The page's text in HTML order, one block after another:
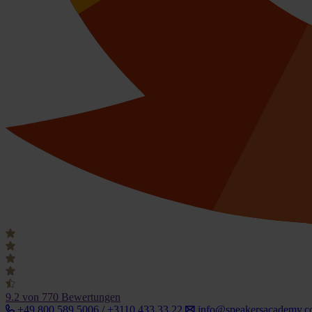
9.2 von 770 Bewertungen
+49 800 589 5006 / +3110 433 33 22